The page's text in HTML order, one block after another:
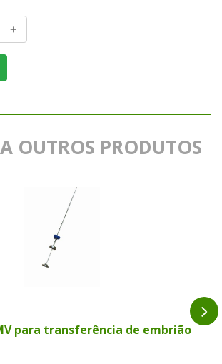
+
OUTROS PRODUTOS
para transferência de embrião